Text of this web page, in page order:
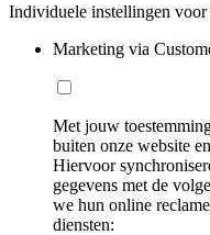
Individuele instellingen voor
Marketing via
Met jouw
buiten onze website
Hiervoor
gegevens met de
we hun online
diensten: